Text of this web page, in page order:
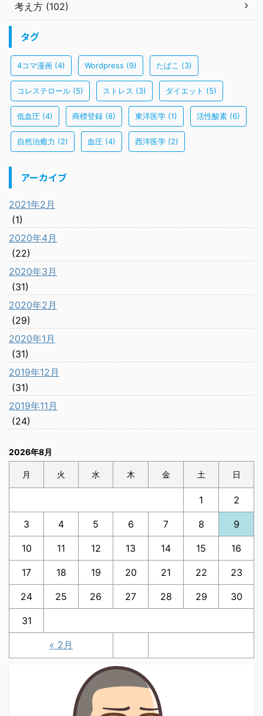
考え方 (102)
タグ
4コマ漫画 (4) Wordpress (9) たばこ (3)
コレステロール (5) ストレス (3) ダイエット (5)
低血圧 (4) 商標登録 (8) 東洋医学 (1) 活性酸素 (6)
自然治癒力 (2) 血圧 (4) 西洋医学 (2)
アーカイブ
2021年2月
(1)
2020年4月
(22)
2020年3月
(31)
2020年2月
(29)
2020年1月
(31)
2019年12月
(31)
2019年11月
(24)
2026年8月
月 火 水 木 金 土 日
« 2月
1 2
3 4 5 6 7 8 9
10 11 12 13 14 15 16
17 18 19 20 21 22 23
24 25 26 27 28 29 30
31